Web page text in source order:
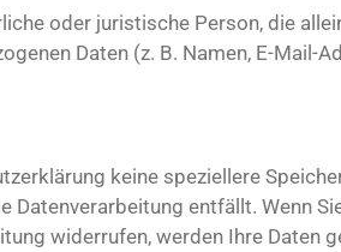
oder juristische Person, die
Daten (z. B. Namen, E-Mail-
keine speziellere
Datenverarbeitung entfällt. Wenn
widerrufen, werden Ihre Daten